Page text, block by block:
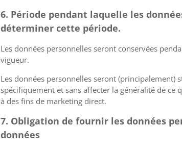
6. Période pendant laquelle les
déterminer cette période.
Les données personnelles seront conservées
vigueur.
Les données personnelles seront (principalement)
spécifiquement et sans affecter la généralité de ce
à des fins de marketing direct.
7. Obligation de fournir les données
données